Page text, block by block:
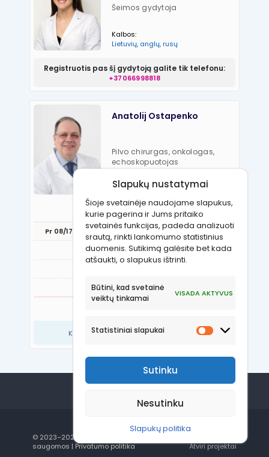
Slapukų nustatymai
Šioje svetainėje naudojame slapukus,
kurie pagerina ir Jums pritaiko
svetainės funkcijas, padeda analizuoti
srautą, rinkti lankomumo statistinius
duomenis. Sutikimą galėsite bet kada
atšaukti, o slapukus ištrinti.
Būtini, kad svetainė
veiktų tinkamai
VISADA AKTYVUS
Statistiniai slapukai
Sutinku
Nesutinku
Slapukų politika
Šeimos gydytoja
Kalbos:
Lietuvių, anglų, rusų
Registruotis pas šį gydytoją galite tik telefonu:
+37066998818
Anatolij Ostapenko
Pilvo chirurgas, onkologas,
echoskopuotojas
Kalbos:
Lietuvių, anglų, rusų, lenkų
REGISTRUOTIS VIZITUI
Pr 08/17 An 08/18 Tr 08/19 Kt 08/20
Kitų laikų teiraukitės: +37066998818
© 2023–2026 OST Klinika. Visos teisės
saugomos | Privatumo politika
Atviri projektai